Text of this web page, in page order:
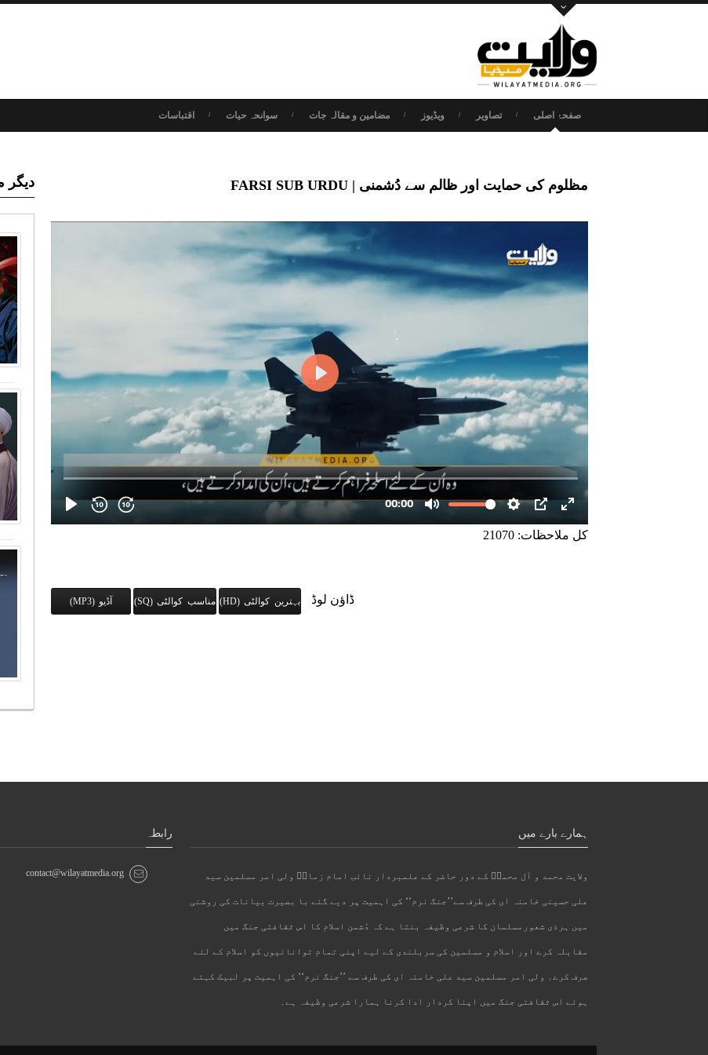
صفحۂ اصلی تصاویر ویڈیوز مضامین و مقالہ جات سوانحہ حیات اقتباسات
مظلوم کی حمایت اور ظالم سے دُشمنی | FARSI SUB URDU
کل ملاحظات: 21070
ڈاؤن لوڈ بہترین کوالٹی (HD) مناسب کوالٹی (SQ) آڈیو (MP3)
دیگر
ہمارے بارے میں
ولایت محمد و آل محمدؐ کے دور حاضر کے علمبردار نائب امام زمانؑ ولی امر مسلمین سید
علی حسینی خامنہ ای کی طرف سے’’جنگ نرم‘‘ کی اہمیت پر دیے گئے با بصیرت بیانات کی روشنی
میں ہرذی شعورمسلمان کا شرعی وظیفہ بنتا ہے کہ دُشمن اسلام کا اس ثقافتی جنگ میں
مقابلہ کرے اور اسلام و مسلمین کی سربلندی کے لیے اپنی تمام توانائیوں کو اسلام کے لئے
صرف کرے۔ ولی امر مسلمین سید علی خامنہ ای کی طرف سے ’’جنگ نرم‘‘ کی اہمیت پر لبیک کہتے
ہوئے اس ثقافتی جنگ میں اپنا کردار ادا کرنا ہمارا شرعی وظیفہ ہے۔
رابطہ
contact@wilayatmedia.org